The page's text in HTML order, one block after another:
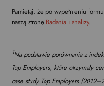
Pamiętaj, że po wypełnieniu
naszą stronę Badania i analizy.
1Na podstawie porównania z
Top Employers, które otrzymały
case study Top Employers